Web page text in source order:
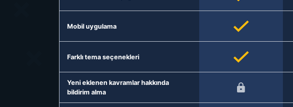
Mobil uygulama
Farklı tema seçenekleri
Yeni eklenen kavramlar hakkında
bildirim alma